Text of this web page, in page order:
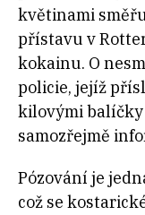
květinami
přístavu v
kokainu. O
policie, jejíž
kilovými
samozřejmě
Pózování je
což se